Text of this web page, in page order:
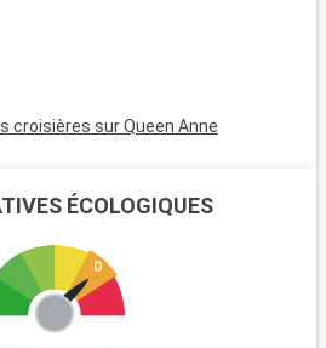
croisières sur Queen Anne
ÉCOLOGIQUES